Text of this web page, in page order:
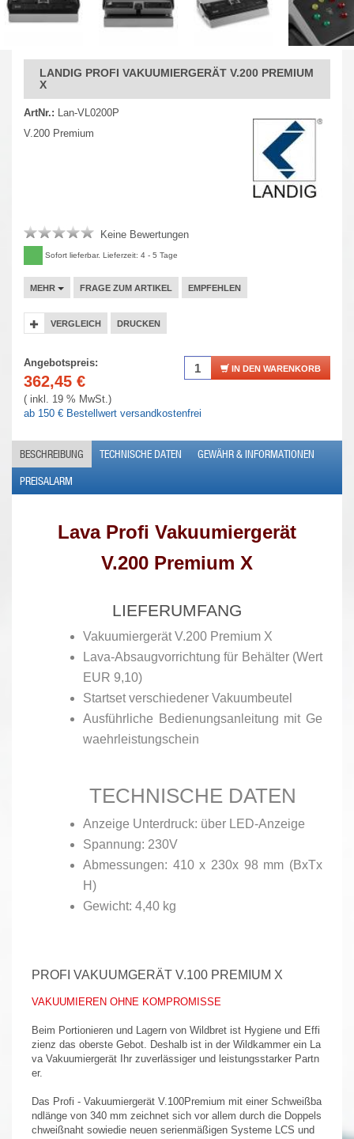
LANDIG PROFI VAKUUMIERGERÄT V.200 PREMIUM
X
ArtNr.: Lan-VL0200P
V.200 Premium
Keine Bewertungen
Sofort lieferbar. Lieferzeit: 4 - 5 Tage
MEHR FRAGE ZUM ARTIKEL EMPFEHLEN
VERGLEICH DRUCKEN
IN DEN WARENKORB
Angebotspreis:
362,45 €
( inkl. 19 % MwSt.)
ab 150 € Bestellwert versandkostenfrei
BESCHREIBUNG TECHNISCHE DATEN GEWÄHR & INFORMATIONEN
PREISALARM
Lava Profi Vakuumiergerät
V.200 Premium X
LIEFERUMFANG
Vakuumiergerät V.200 Premium X
Lava-Absaugvorrichtung für Behälter (Wert
EUR 9,10)
Startset verschiedener Vakuumbeutel
Ausführliche Bedienungsanleitung mit Ge
waehrleistungschein
TECHNISCHE DATEN
Anzeige Unterdruck: über LED-Anzeige
Spannung: 230V
Abmessungen: 410 x 230x 98 mm (BxTx
H)
Gewicht: 4,40 kg
PROFI VAKUUMGERÄT V.100 PREMIUM X
VAKUUMIEREN OHNE KOMPROMISSE
Beim Portionieren und Lagern von Wildbret ist Hygiene und Effi
zienz das oberste Gebot. Deshalb ist in der Wildkammer ein La
va Vakuumiergerät Ihr zuverlässiger und leistungsstarker Partn
er.
Das Profi - Vakuumiergerät V.100Premium mit einer Schweißba
ndlänge von 340 mm zeichnet sich vor allem durch die Doppels
chweißnaht sowiedie neuen serienmäßigen Systeme LCS und